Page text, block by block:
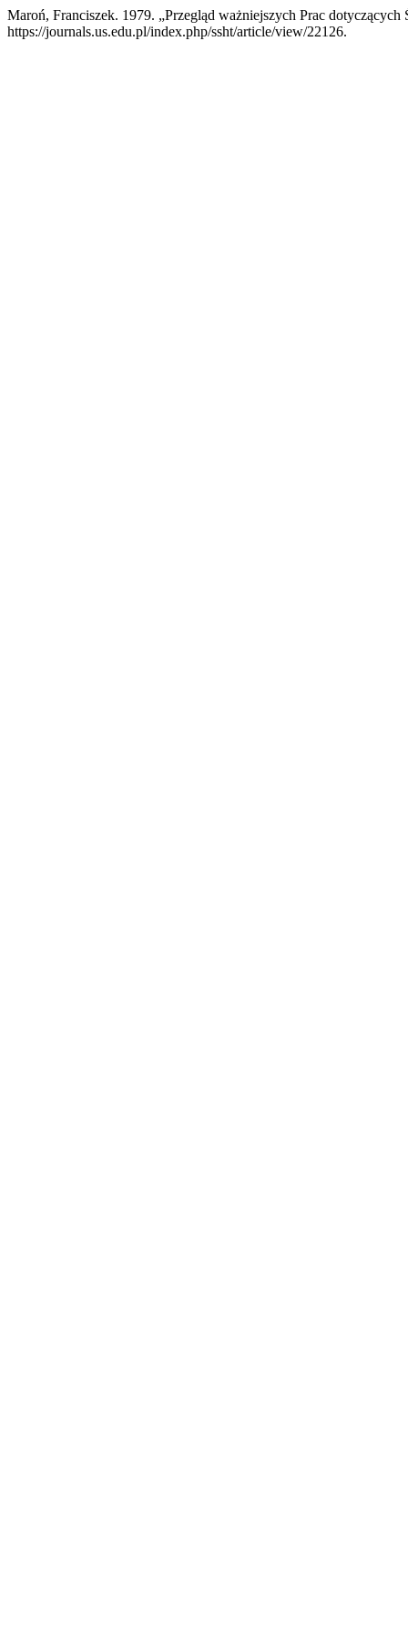
Maroń, Franciszek. 1979. „Przegląd ważniejszych Prac dotyczących
https://journals.us.edu.pl/index.php/ssht/article/view/22126.